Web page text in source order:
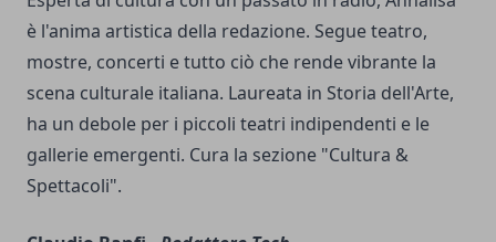
è l'anima artistica della redazione. Segue teatro,
mostre, concerti e tutto ciò che rende vibrante la
scena culturale italiana. Laureata in Storia dell'Arte,
ha un debole per i piccoli teatri indipendenti e le
gallerie emergenti. Cura la sezione "Cultura &
Spettacoli".